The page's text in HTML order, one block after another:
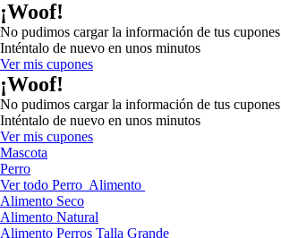
¡Woof!
No pudimos cargar la información de tus cupones
Inténtalo de nuevo en unos minutos
Ver mis cupones
¡Woof!
No pudimos cargar la información de tus cupones
Inténtalo de nuevo en unos minutos
Ver mis cupones
Mascota
Perro
Ver todo Perro Alimento
Alimento Seco
Alimento Natural
Alimento Perros Talla Grande